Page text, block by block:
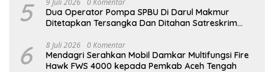
5
Dua Operator Pompa SPBU Di Darul Makmur
Ditetapkan Tersangka Dan Ditahan Satreskrim
6 8 Juli 2026 0 Komentar
Mendagri Serahkan Mobil Damkar Multifungsi Fire
Hawk FWS 4000 kepada Pemkab Aceh Tengah